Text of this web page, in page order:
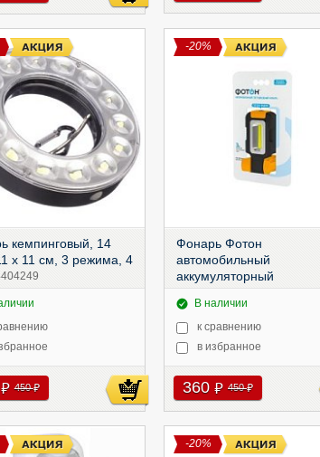
кемпинговый, 14
х 11 см, 3 режима, 4
руб 450руб
-20%
Фонарь Фотон
автомобильный
аккумуляторный
3хLR03 в комплекте),
В наличии
к сравнению
в избранное
360 руб 450руб
-20%